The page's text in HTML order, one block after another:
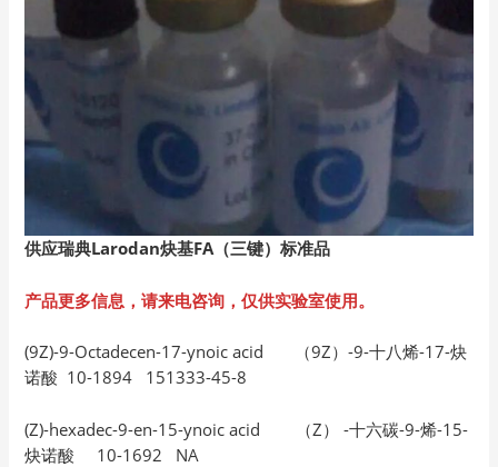
供应瑞典Larodan炔基FA（三键）标准品
产品更多信息，请来电咨询，仅供实验室使用。
(9Z)-9-Octadecen-17-ynoic acid （9Z）-9-十八烯-17-炔
诺酸 10-1894 151333-45-8
(Z)-hexadec-9-en-15-ynoic acid （Z） -十六碳-9-烯-15-
炔诺酸 10-1692 NA